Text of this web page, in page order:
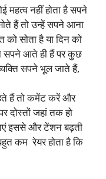
महत्व नहीं होता है सपने
हैं तो उन्हें सपने आना
को सोता है या दिन को
सपने आते ही हैं पर कुछ
सपने भूल जाते हैं,
हैं तो कमेंट करें और
दोस्तों जहां तक हो
इससे और टेंशन बढ़ती
कम रेयर होता है कि